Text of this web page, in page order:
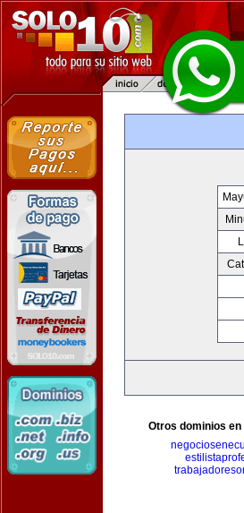
Otros dominios en